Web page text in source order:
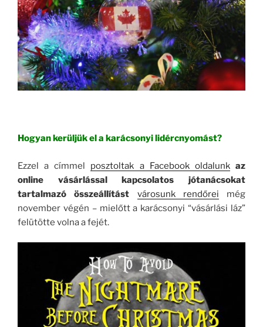
Hogyan kerüljük el a karácsonyi lidércnyomást?
Ezzel a címmel posztoltak a Facebook oldalunk az
online vásárlással kapcsolatos jótanácsokat
tartalmazó összeállítást
városunk rendőrei még
november végén – mielőtt a karácsonyi “vásárlási láz”
felütötte volna a fejét.